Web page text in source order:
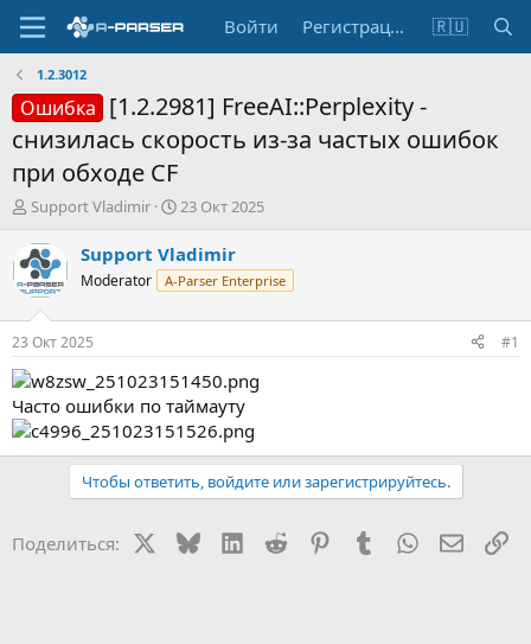
Войти Регистрация 🇷🇺
1.2.3012
Ошибка [1.2.2981] FreeAI::Perplexity -
снизилась скорость из-за частых ошибок
при обходе CF
А
т
о
р
т
е
м
ы
Support Vladimir
Д
т
а
н
а
л
а
23 Окт 2025
Support Vladimir
Moderator A-Parser Enterprise
23 Окт 2025 #1
Часто ошибки по таймауту
Чтобы ответить, войдите или зарегистрируйтесь.
Поделиться: BlueskyLinkedIn
Reddit PinterestTumblr WhatsApp